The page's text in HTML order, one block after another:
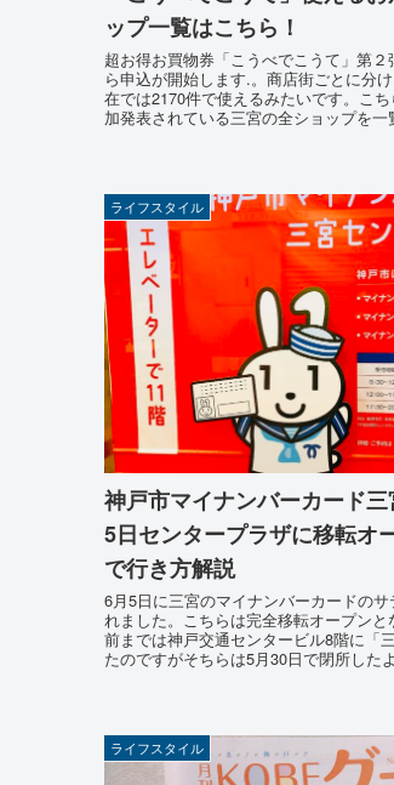
ップ一覧はこちら！
超お得お買物券「こうべでこうて」第
ら申込が開始します.。商店街ごとに分
在では2170件で使えるみたいです。こ
加発表されている三宮の全ショップを一
ライフスタイル
神戸市マイナンバーカード
5日センタープラザに移転オ
で行き方解説
6月5日に三宮のマイナンバーカードの
れました。こちらは完全移転オープンと
前までは神戸交通センタービル8階に「
たのですがそちらは5月30日で閉所した
ライフスタイル